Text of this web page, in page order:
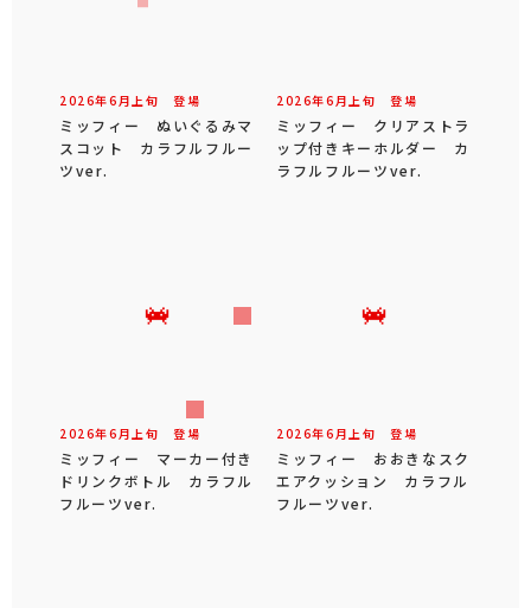
2026年6 月 上旬 登場
ミッフィー ぬいぐるみマ
スコット カラフルフルー
ツver.
2026年6 月 上旬 登場
ミッフィー クリアストラ
ップ付きキーホルダー カ
ラフルフルーツver.
2026年6 月 上旬 登場
ミッフィー マーカー付き
ドリンクボトル カラフル
フルーツver.
2026年6 月 上旬 登場
ミッフィー おおきなスク
エアクッション カラフル
フルーツver.